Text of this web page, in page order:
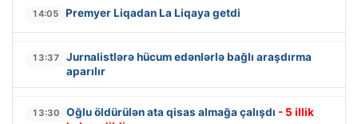
14:05 Premyer Liqadan La Liqaya getdi
13:37
Jurnalistlərə hücum edənlərlə bağlı araşdırma
aparılır
13:30 Oğlu öldürülən ata qisas almağa çalışdı - 5 illik